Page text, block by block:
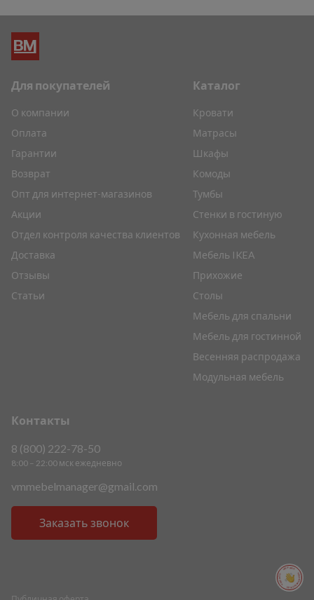
ПОМОЩЬ ПОМОЩЬ ПОМОЩЬ ПОМОЩЬ
Контакты
8 (800) 222-78-50
8:00 – 22:00 мск ежедневно
vmmebelmanager@gmail.com
Заказать звонок
Каталог
Кровати
Матрасы
Шкафы
Комоды
Тумбы
Стенки в гостиную
Кухонная мебель
Мебель IKEA
Прихожие
Столы
Мебель для спальни
Мебель для гостинной
Весенняя распродажа
Модульная мебель
Для покупателей
О компании
Оплата
Гарантии
Возврат
Опт для интернет-магазинов
Акции
Отдел контроля качества клиентов
Доставка
Отзывы
Статьи